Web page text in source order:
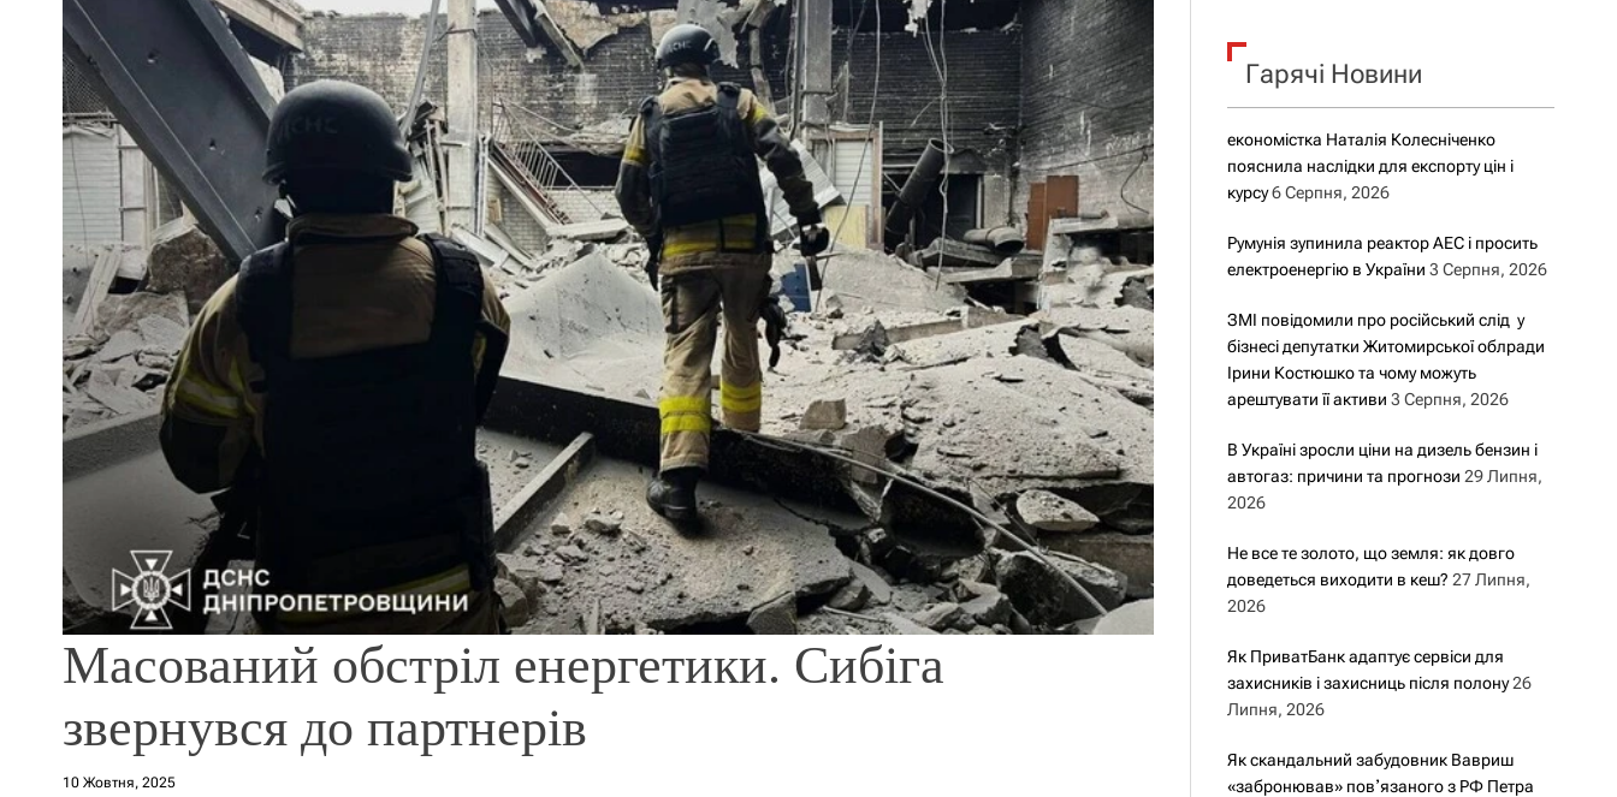
у
Масований обстріл енергетики. Сибіга
звернувся до партнерів
10 Жовтня, 2025
к
Гарячі Новини
економістка Наталія Колесніченко
пояснила наслідки для експорту цін і
курсу 6 Серпня, 2026
Румунія зупинила реактор АЕС і просить
електроенергію в України 3 Серпня, 2026
ЗМІ повідомили про російський слід у
бізнесі депутатки Житомирської облради
Ірини Костюшко та чому можуть
арештувати її активи 3 Серпня, 2026
В Україні зросли ціни на дизель бензин і
автогаз: причини та прогнози 29 Липня,
2026
Не все те золото, що земля: як довго
доведеться виходити в кеш? 27 Липня,
2026
Як ПриватБанк адаптує сервіси для
захисників і захисниць після полону 26
Липня, 2026
Як скандальний забудовник Вавриш
«забронював» повʼязаного з РФ Петра